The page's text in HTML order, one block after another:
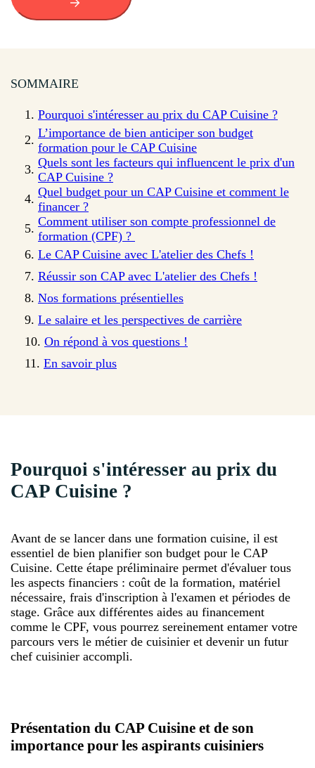
SOMMAIRE
Pourquoi s'intéresser au prix du CAP Cuisine ?
L’importance de bien anticiper son budget
formation pour le CAP Cuisine
Quels sont les facteurs qui influencent le prix d'un
CAP Cuisine ?
Quel budget pour un CAP Cuisine et comment le
financer ?
Comment utiliser son compte professionnel de
formation (CPF) ?
Le CAP Cuisine avec L'atelier des Chefs !
Réussir son CAP avec L'atelier des Chefs !
Nos formations présentielles
Le salaire et les perspectives de carrière
On répond à vos questions !
En savoir plus
Pourquoi s'intéresser au prix du
CAP Cuisine ?
Avant de se lancer dans une formation cuisine, il est
essentiel de bien planifier son budget pour le CAP
Cuisine. Cette étape préliminaire permet d'évaluer tous
les aspects financiers : coût de la formation, matériel
nécessaire, frais d'inscription à l'examen et périodes de
stage. Grâce aux différentes aides au financement
comme le CPF, vous pourrez sereinement entamer votre
parcours vers le métier de cuisinier et devenir un futur
chef cuisinier accompli.
Présentation du CAP Cuisine et de son
importance pour les aspirants cuisiniers